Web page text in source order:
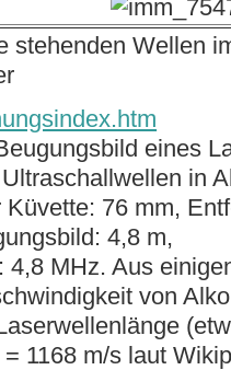
stehenden Wellen
eines
in
Küvette: 76 mm,
4,8 m,
4,8 MHz. Aus
von
1168 m/s laut